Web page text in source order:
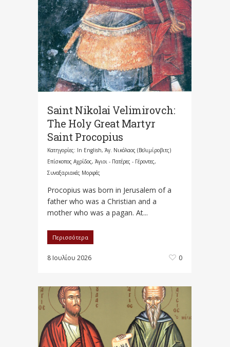
Saint Nikolai Velimirovch:
The Holy Great Martyr
Saint Procopius
Κατηγορίες: In English, Άγ. Νικόλαος (Βελιμίροβιτς)
Επίσκοπος Αχρίδος, Άγιοι - Πατέρες - Γέροντες,
Συναξαριακές Μορφές
Procopius was born in Jerusalem of a
father who was a Christian and a
mother who was a pagan. At...
Περισσότερα
8 Ιουλίου 2026 0